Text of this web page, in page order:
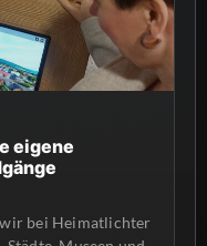
eigene
bei Heimatlichter